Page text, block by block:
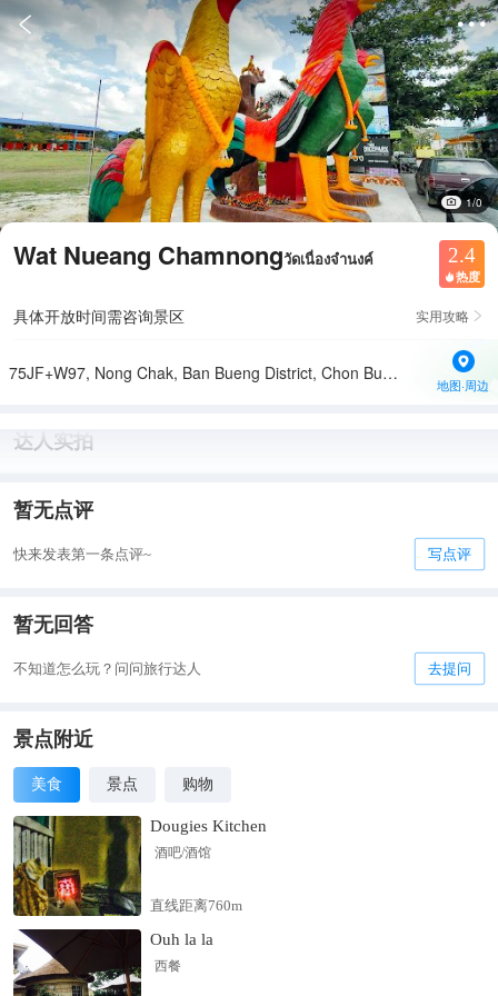
 
1/0
Wat Nueang Chamnongวัดเนื่องจำนงค์ 2.4
 热度
具体开放时间需咨询景区 实用攻略 
75JF+W97, Nong Chak, Ban Bueng District, Chon Buri 20170, Thailand
地图·周边
达人实拍
暂无点评
快来发表第一条点评~ 写点评
暂无回答
不知道怎么玩？问问旅行达人 去提问
景点附近
美食 景点 购物
Dougies Kitchen
酒吧/酒馆
直线距离760m
Ouh la la
西餐